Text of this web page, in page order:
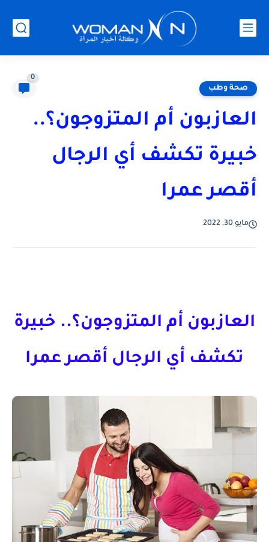
صحة وطب
0
العازبون أم المتزوجون؟..
خبيرة تكشف أي الرجال
أقصر عمرا
مايو 30, 2022
العازبون أم المتزوجون؟.. خبيرة
تكشف أي الرجال أقصر عمرا